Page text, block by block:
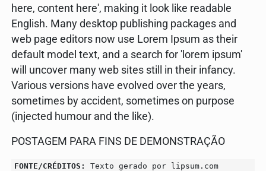
here, content here', making it look like readable
English. Many desktop publishing packages and
web page editors now use Lorem Ipsum as their
default model text, and a search for 'lorem ipsum'
will uncover many web sites still in their infancy.
Various versions have evolved over the years,
sometimes by accident, sometimes on purpose
(injected humour and the like).
POSTAGEM PARA FINS DE DEMONSTRAÇÃO
FONTE/CRÉDITOS: Texto gerado por lipsum.com